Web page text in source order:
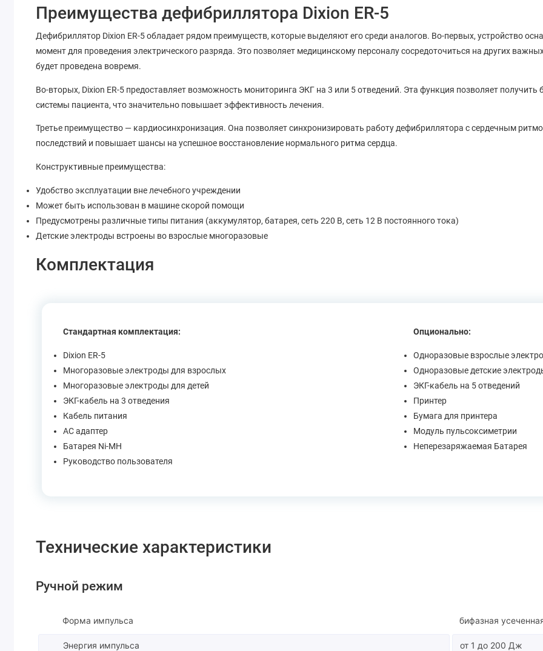
Преимущества дефибриллятора Dixion ER-5
Дефибриллятор Dixion ER-5 обладает рядом преимуществ, которые выделяют его среди аналогов. Во-первых, устройство
момент для проведения электрического разряда. Это позволяет медицинскому персоналу сосредоточиться на других
будет проведена вовремя.
Во-вторых, Dixion ER-5 предоставляет возможность мониторинга ЭКГ на 3 или 5 отведений. Эта функция позволяет получить
системы пациента, что значительно повышает эффективность лечения.
Третье преимущество — кардиосинхронизация. Она позволяет синхронизировать работу дефибриллятора с сердечным
последствий и повышает шансы на успешное восстановление нормального ритма сердца.
Конструктивные преимущества:
Удобство эксплуатации вне лечебного учреждении
Может быть использован в машине скорой помощи
Предусмотрены различные типы питания (аккумулятор, батарея, сеть 220 В, сеть 12 В постоянного тока)
Детские электроды встроены во взрослые многоразовые
Комплектация
Стандартная комплектация:
Dixion ER-5
Многоразовые электроды для взрослых
Многоразовые электроды для детей
ЭКГ-кабель на 3 отведения
Кабель питания
АС адаптер
Батарея Ni-MH
Руководство пользователя
Опционально:
Одноразовые взрослые
Одноразовые детские
ЭКГ-кабель на 5 отведений
Принтер
Бумага для принтера
Модуль пульсоксиметрии
Неперезаряжаемая Батарея
Технические характеристики
Ручной режим
Форма импульса бифазная
Энергия импульса от 1 до 200 Дж